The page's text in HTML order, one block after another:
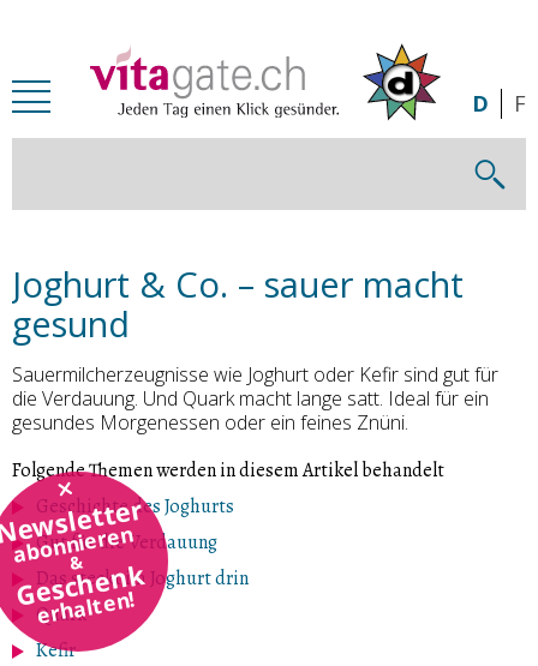
abonnieren
&
Geschenk
erhalten!
D F
Joghurt & Co. – sauer macht
gesund
Sauermilcherzeugnisse wie Joghurt oder Kefir sind gut für
die Verdauung. Und Quark macht lange satt. Ideal für ein
gesundes Morgenessen oder ein feines Znüni.
Folgende Themen werden in diesem Artikel behandelt
Geschichte des Joghurts
Gut für die Verdauung
Das steckt im Joghurt drin
Quark
Kefir